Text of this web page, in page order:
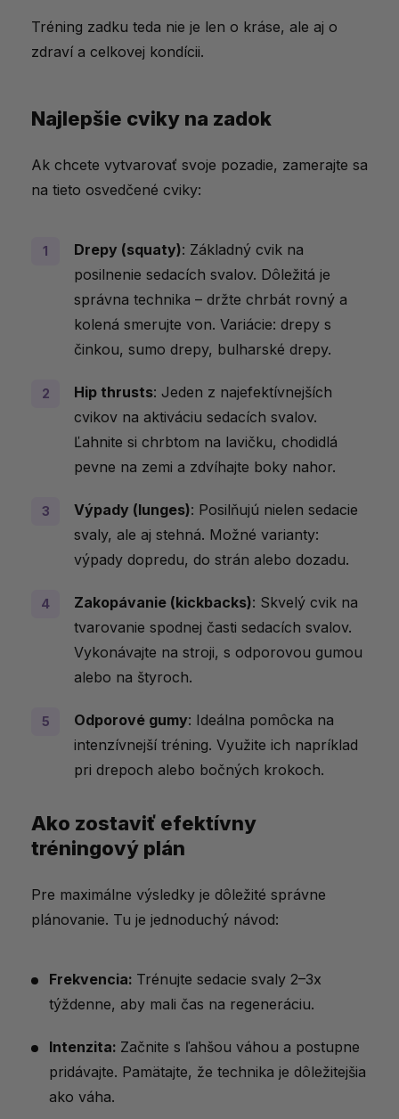
Tréning zadku teda nie je len o kráse, ale aj o
zdraví a celkovej kondícii.
Najlepšie cviky na zadok
Ak chcete vytvarovať svoje pozadie, zamerajte sa
na tieto osvedčené cviky:
Drepy (squaty): Základný cvik na
posilnenie sedacích svalov. Dôležitá je
správna technika – držte chrbát rovný a
kolená smerujte von. Variácie: drepy s
činkou, sumo drepy, bulharské drepy.
Hip thrusts: Jeden z najefektívnejších
cvikov na aktiváciu sedacích svalov.
Ľahnite si chrbtom na lavičku, chodidlá
pevne na zemi a zdvíhajte boky nahor.
Výpady (lunges): Posilňujú nielen sedacie
svaly, ale aj stehná. Možné varianty:
výpady dopredu, do strán alebo dozadu.
Zakopávanie (kickbacks): Skvelý cvik na
tvarovanie spodnej časti sedacích svalov.
Vykonávajte na stroji, s odporovou gumou
alebo na štyroch.
Odporové gumy: Ideálna pomôcka na
intenzívnejší tréning. Využite ich napríklad
pri drepoch alebo bočných krokoch.
Ako zostaviť efektívny
tréningový plán
Pre maximálne výsledky je dôležité správne
plánovanie. Tu je jednoduchý návod:
Frekvencia: Trénujte sedacie svaly 2–3x
týždenne, aby mali čas na regeneráciu.
Intenzita: Začnite s ľahšou váhou a postupne
pridávajte. Pamätajte, že technika je dôležitejšia
ako váha.